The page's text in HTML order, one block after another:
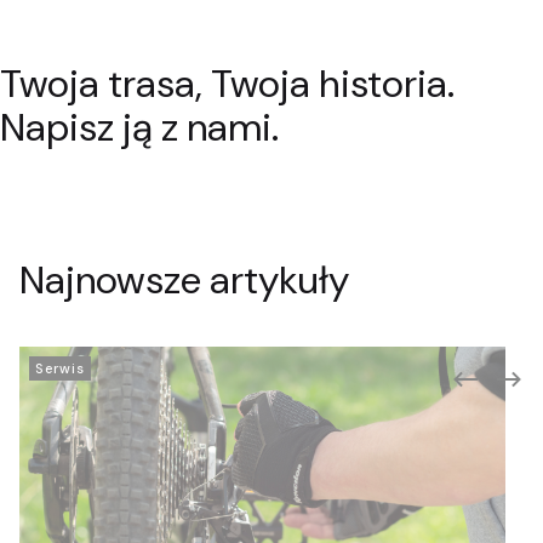
Twoja trasa, Twoja historia.
Napisz ją z nami.
Rowery szosowe
Pokaż
Rowery trekingowe
Pokaż
Najnowsze artykuły
Serwis